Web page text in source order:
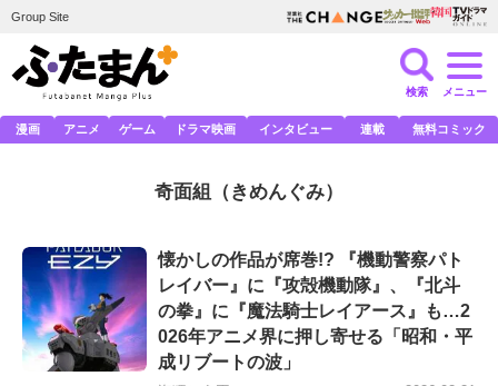
Group Site
検索 メニュー
漫画 アニメ ゲーム ドラマ映画 インタビュー 連載 無料コミック
奇面組 （きめんぐみ）
懐かしの作品が席巻!? 『機動警察パト
レイバー』に『攻殻機動隊』、『北斗
の拳』に『魔法騎士レイアース』も…2
026年アニメ界に押し寄せる「昭和・平
成リブートの波」